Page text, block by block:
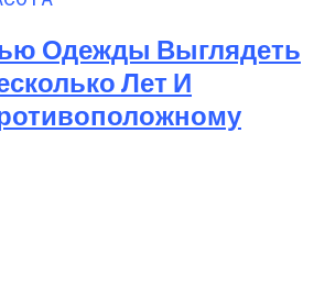
Одежды Выглядеть
Лет И